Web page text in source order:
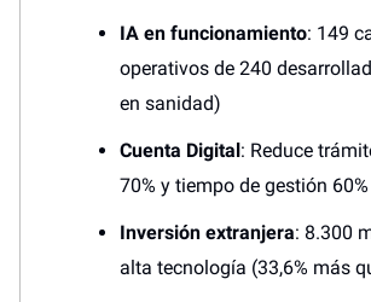
IA en funcionamiento: 149
operativos de 240
en sanidad)
Cuenta Digital : Reduce
70% y tiempo de gestión 60%
Inversión extranjera: 8.300
alta tecnología (33,6% más